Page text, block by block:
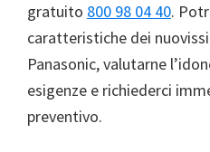
gratuito 800 98 04 40.
caratteristiche dei
Panasonic, valutarne
esigenze e richiederci
preventivo.